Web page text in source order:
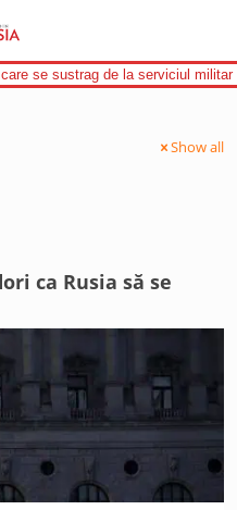
se sustrag de la serviciul
Show all
ca Rusia să se